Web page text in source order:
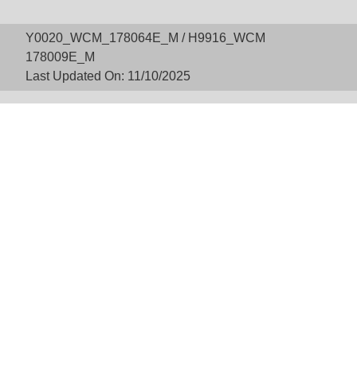
Y0020_WCM_178064E_M / H9916_WCM
178009E_M
Last Updated On: 11/10/2025